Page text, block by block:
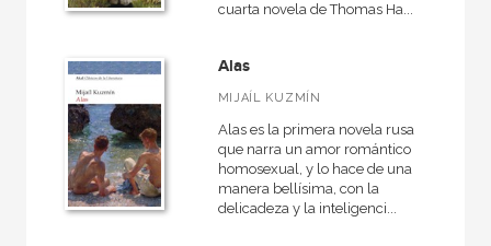
cuarta novela de Thomas Ha...
Alas
MIJAÍL KUZMÍN
Alas es la primera novela rusa
que narra un amor romántico
homosexual, y lo hace de una
manera bellísima, con la
delicadeza y la inteligenci...